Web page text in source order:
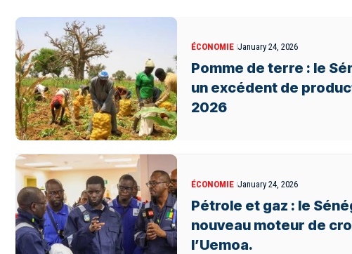
ÉCONOMIE January 24, 2026
Pomme de terre : le
un excédent de
2026
ÉCONOMIE January 24, 2026
Pétrole et gaz : le
nouveau moteur de
l’Uemoa.